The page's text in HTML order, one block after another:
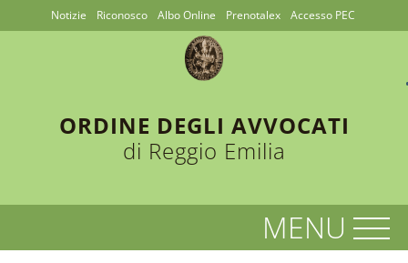
ORDINE DEGLI AVVOCATI
di Reggio Emilia
Notizie Riconosco Albo Online Prenotalex Accesso PEC